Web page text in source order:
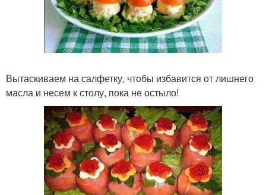
Вытаскиваем на салфетку, чтобы избавится от лишнего
масла и несем к столу, пока не остыло!